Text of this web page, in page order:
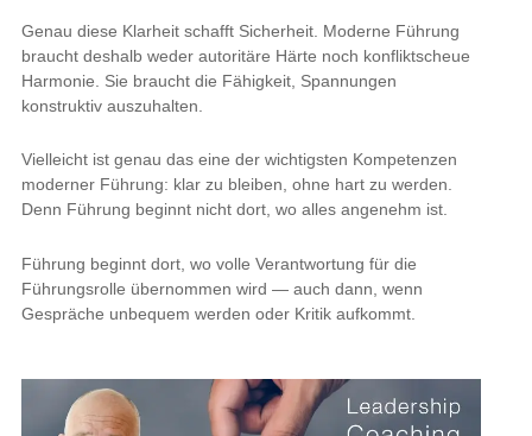
Genau diese Klarheit schafft Sicherheit. Moderne Führung
braucht deshalb weder autoritäre Härte noch konfliktscheue
Harmonie. Sie braucht die Fähigkeit, Spannungen
konstruktiv auszuhalten.
Vielleicht ist genau das eine der wichtigsten Kompetenzen
moderner Führung: klar zu bleiben, ohne hart zu werden.
Denn Führung beginnt nicht dort, wo alles angenehm ist.
Führung beginnt dort, wo volle Verantwortung für die
Führungsrolle übernommen wird — auch dann, wenn
Gespräche unbequem werden oder Kritik aufkommt.